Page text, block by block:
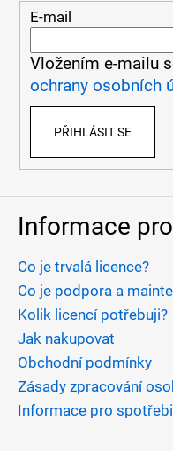
E-mail
Vložením e-mailu
ochrany osobních
PŘIHLÁSIT SE
Informace
Co je trvalá licence?
Co je podpora a
Kolik licencí potřebuji?
Jak nakupovat
Obchodní podmínky
Zásady zpracování
Informace pro